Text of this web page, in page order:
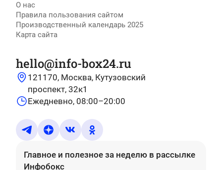
О нас
Правила пользования сайтом
Производственный календарь 2025
Карта сайта
hello@info-box24.ru
121170, Москва, Кутузовский
проспект, 32к1
Ежедневно, 08:00–20:00
Главное и полезное за неделю в рассылке
Инфобокс